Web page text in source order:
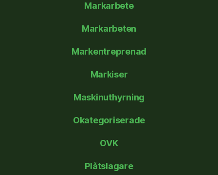
Markarbete
Markarbeten
Markentreprenad
Markiser
Maskinuthyrning
Okategoriserade
OVK
Plåtslagare